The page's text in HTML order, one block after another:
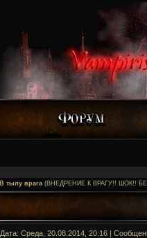
В тылу врага (ВНЕДРЕНИЕ К ВРАГУ!! ШОК!!
Дата: Среда, 20.08.2014, 20:16 |